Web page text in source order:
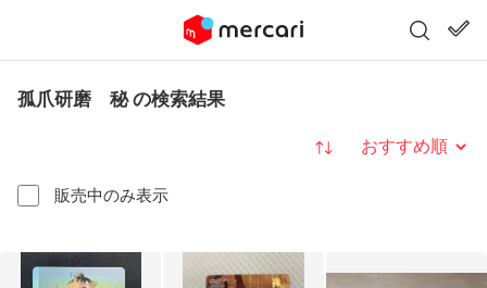
孤爪研磨 秘 の検索結果
販売中のみ表示
並び替え